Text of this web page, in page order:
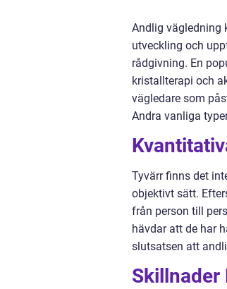
Andlig vägledning
utveckling och
rådgivning. En
kristallterapi och
vägledare som
Andra vanliga
Tyvärr finns det
objektivt sätt.
från person till
hävdar att de har
slutsatsen att
Skillnader